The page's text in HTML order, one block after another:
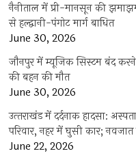
नैनीताल में प्री-मानसून की
से हल्द्वानी-पंगोट मार्ग बाधित
June 30, 2026
जौनपुर में म्यूजिक सिस्टम बंद
की बहन की मौत
June 30, 2026
उत्‍तराखंड में दर्दनाक हादसा:
परिवार, नहर में घुसी कार;
June 22, 2026